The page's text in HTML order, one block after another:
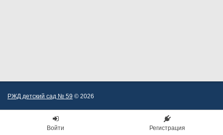
РЖД детский сад № 59 © 2026
Войти Регистрация